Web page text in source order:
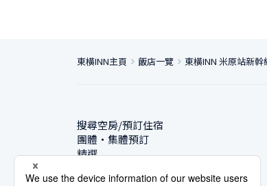
東橫INN主頁 飯店一覽 東橫INN 米原站新幹
搜尋空房/預訂住宿
團體・集體預訂
精選